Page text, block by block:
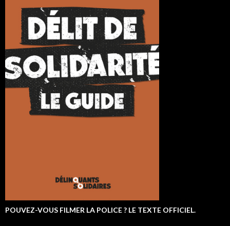
POUVEZ-VOUS FILMER LA POLICE ? LE TEXTE OFFICIEL.